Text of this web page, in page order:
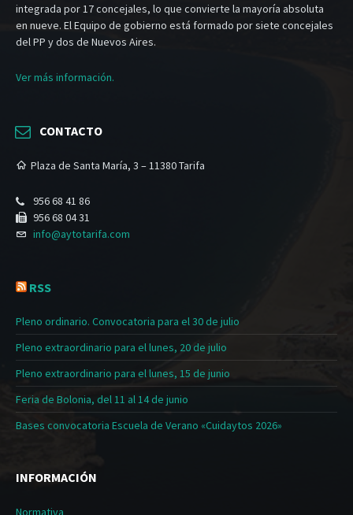
integrada por 17 concejales, lo que convierte la mayoría absoluta
en nueve. El Equipo de gobierno está formado por siete concejales
del PP y dos de Nuevos Aires.
Ver más información.
CONTACTO
Plaza de Santa María, 3 – 11380 Tarifa
956 68 41 86
956 68 04 31
info@aytotarifa.com
RSS
Pleno ordinario. Convocatoria para el 30 de julio
Pleno extraordinario para el lunes, 20 de julio
Pleno extraordinario para el lunes, 15 de junio
Feria de Bolonia, del 11 al 14 de junio
Bases convocatoria Escuela de Verano «Cuidaytos 2026»
INFORMACIÓN
Normativa